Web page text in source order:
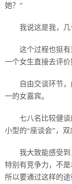
她？”
我说这是我，几
这个过程也挺
一个女生直接去评价
自由交谈环节
一的女嘉宾。
七八名比较健
小型的“座谈会”，双
我大致能感受
特别有竞争力，不是
所以要通过这样的途